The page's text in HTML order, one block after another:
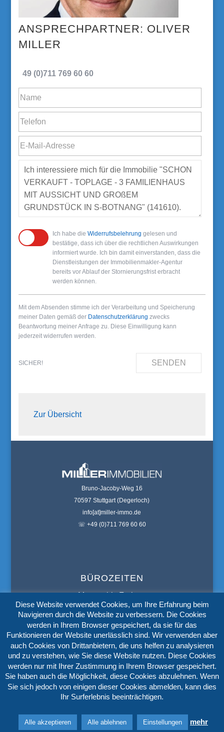
OLIVER
MILLER
49 (0)711 769 60 60
Ich habe dieWiderrufsbelehrung gelesen und
bestätige, dass ich über die rechtlichen Auswirkungen
informiert wurde. Ich bin damit einverstanden, dass die
Dienstleistungen der Immobilienmakler-Agentur
bereits vor Ablauf der Stornierungsfrist erbracht
werden können.
Mit dem Absenden stimme ich der Verarbeitung und Speicherung
meiner Daten gemäß der Datenschutzerklärung zwecks
Beantwortung meiner Anfrage zu. Diese Einwilligung kann
jederzeit widerrufen werden.
SICHER! SENDEN
Zur Übersicht
Bruno-Jacoby-Weg 16
70597 Stuttgart (Degerloch)
info[at]miller-immo.de
☏ +49 (0)711 769 60 60
BÜROZEITEN
Montag bis Freitag:
9:00bis19:00 Uhr
Samstag:
9:00bis14:00 Uhr
Impressum Datenschutz
AGB’s
Widerrufserklärung
© Copyright Miller Immobilien | Alle Rechte vorbehalten | Erstellt von
WEB SOLUTIONS
Diese Website verwendet Cookies, um Ihre Erfahrung beim
Navigieren durch die Website zu verbessern. Die Cookies
werden in Ihrem Browser gespeichert, da sie für das
Funktionieren der Website unerlässlich sind. Wir verwenden aber
auch Cookies von Drittanbietern, die uns helfen zu analysieren
und zu verstehen, wie Sie diese Website nutzen. Diese Cookies
werden nur mit Ihrer Zustimmung in Ihrem Browser gespeichert.
Sie haben auch die Möglichkeit, diese Cookies abzulehnen. Wenn
Sie sich jedoch von einigen dieser Cookies abmelden, kann dies
Ihr Surferlebnis beeinträchtigen.
Alle akzeptieren Alle ablehnen Einstellungen mehr